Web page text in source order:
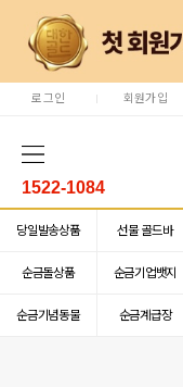
로그인 회원가입
1522-1084
당일발송상품 선물 골드바
순금돌상품 순금기업뱃지
순금기념동물 순금계급장